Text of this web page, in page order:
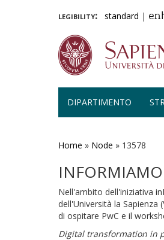
legibility: standard |
DIPARTIMENTO
Home » Node » 13578
Nell'ambito dell'iniziativa
dell'Università la Sapienza
di ospitare PwC e il
Digital transformation in